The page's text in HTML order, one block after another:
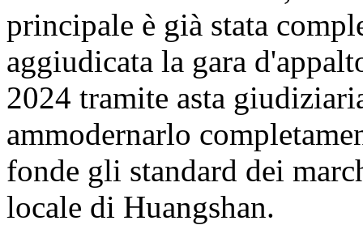
principale è già stata
aggiudicata la gara
2024 tramite asta
ammodernarlo
fonde gli standard dei
locale di Huangshan.